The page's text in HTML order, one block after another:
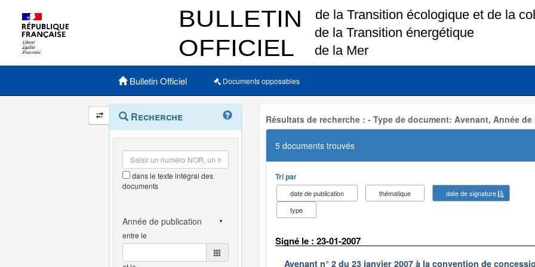
Menu principal
Bulletin Officiel Documents opposables
Navigation
et
outils
annexes
Menu
contextuel
Recherche
dans le texte intégral des
documents
entre le
Résultats de recherche : - Type de document: Avenant, Année
5 documents trouvés
Tri par
date de publication thématique
date de signature
type
Signé le : 23-01-2007
Avenant n° 2 du 23 janvier 2007 à la convention de